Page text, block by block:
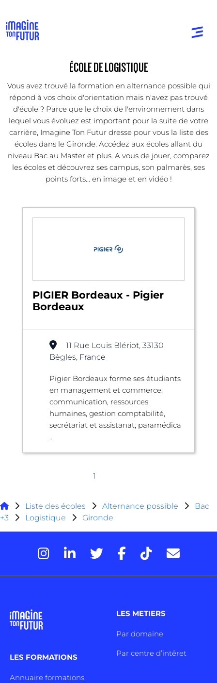
ÉCOLE DE LOGISTIQUE
Vous avez trouvé la formation en alternance possible qui
répond à vos choix d'orientation mais n'avez pas trouvé
d'école ? Parce que le choix de l'environnement dans
lequel vous évoluez est important pour la suite de votre
carrière, Imagine Ton Futur dresse pour vous la liste des
écoles dans le Gironde. Accédez aux écoles allant du
niveau Bac au Master et plus. A vous de jouer, comparez
les écoles et découvrez ses campus, son palmarès, ses
points forts... en image et en vidéo !
PIGIER Bordeaux - Pigier
Bordeaux
11 Rue Louis Blériot, 33130
Bègles, France
Pigier Bordeaux forme ses étudiants
en management et commerce,
communication, ressources
humaines, gestion comptabilité,
secrétariat et assistanat, paramédica
...
1
Liste des écoles Alternance possible
Bac
+3
Logistique Gironde
LES FORMATIONS
Annuaire formations
LES METIERS
Par domaine
Par centre d’intêret